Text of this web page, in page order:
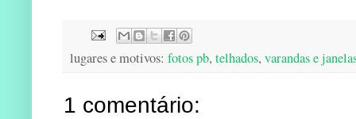
lugares e motivos: fotos pb, telhados, varandas e
1 comentário: